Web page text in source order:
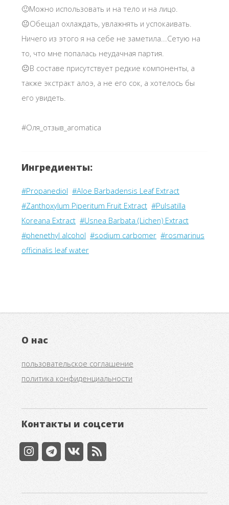
🙂Можно использовать и на тело и на лицо.
😐Обещал охлаждать, увлажнять и успокаивать.
Ничего из этого я на себе не заметила...Сетую на
то, что мне попалась неудачная партия.
😐В составе присутствует редкие компоненты, а
также экстракт алоэ, а не его сок, а хотелось бы
его увидеть.
#Оля_отзыв_aromatica
Ингредиенты:
#Propanediol #Aloe Barbadensis Leaf Extract
#Zanthoxylum Piperitum Fruit Extract #Pulsatilla
Koreana Extract #Usnea Barbata (Lichen) Extract
#phenethyl alcohol #sodium carbomer #rosmarinus
officinalis leaf water
О нас
пользовательское соглашение
политика конфиденциальности
Контакты и соцсети